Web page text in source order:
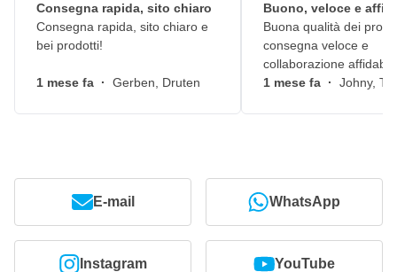
Consegna rapida, sito chiaro
Consegna rapida, sito chiaro e
bei prodotti!
1 mese fa · Gerben, Druten
Buono, veloce e
Buona qualità dei
consegna veloce e
collaborazione
1 mese fa · Johny,
E-mail WhatsApp
Instagram YouTube